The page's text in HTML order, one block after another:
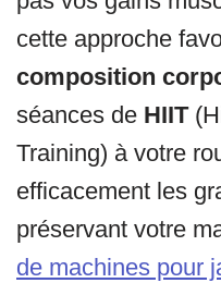
cette approche
composition
séances de HIIT
Training) à votre
efficacement les
préservant votre
de machines pour